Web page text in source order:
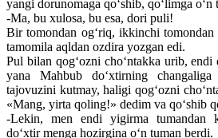
yangi dorunomaga qo‘shib, qo‘limga
-Ma, bu xulosa, bu esa, dori puli!
Bir tomondan og‘riq, ikkinchi
tamomila aqldan ozdira yozgan edi.
Pul bilan qog‘ozni cho‘ntakka urib, endi
yana Mahbub do‘xtirning
tajovuzini kutmay, haligi qog‘ozni
«Mang, yirta qoling!» dedim va qo‘shib
-Lekin, men endi yigirma tumandan
do‘xtir menga hozirgina o‘n tuman berdi.